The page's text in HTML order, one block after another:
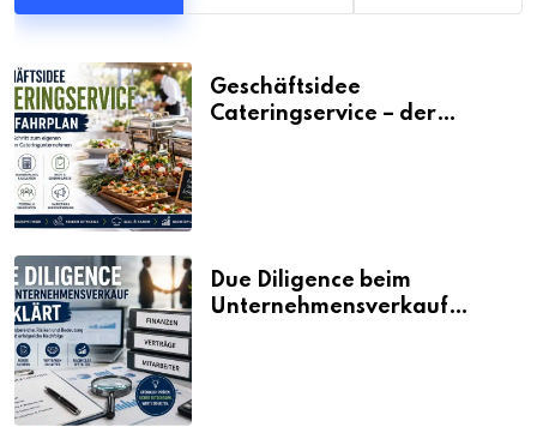
Geschäftsidee
Cateringservice – der
Due Diligence beim
Unternehmensverkauf